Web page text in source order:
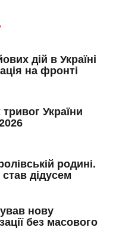
дій в Україні
на фронті
України
родині.
дідусем
нову
без масового